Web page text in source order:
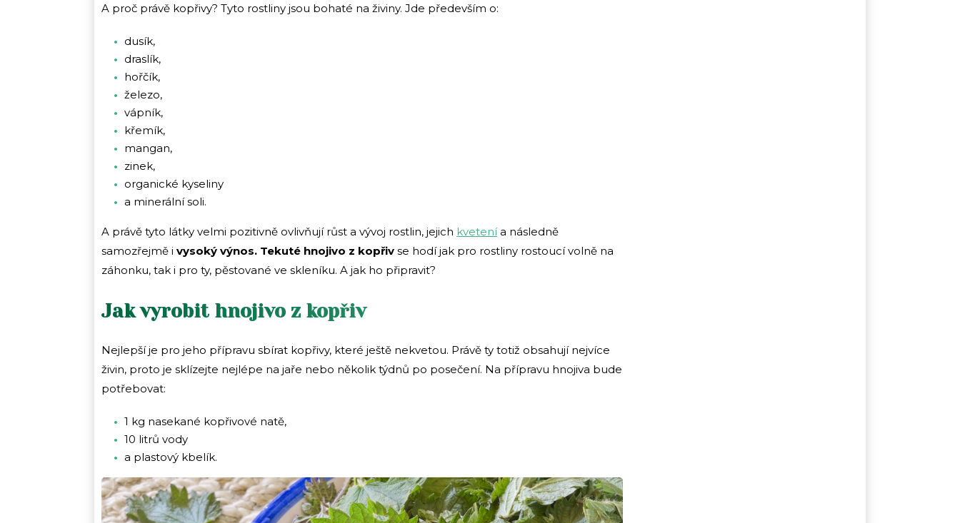
A proč právě kopřivy? Tyto rostliny jsou bohaté na živiny. Jde především o:
dusík,
draslík,
hořčík,
železo,
vápník,
křemík,
mangan,
zinek,
organické kyseliny
a minerální soli.
A právě tyto látky velmi pozitivně ovlivňují růst a vývoj rostlin, jejich kvetenía následně
samozřejmě i vysoký výnos. Tekuté hnojivo z kopřiv se hodí jak pro rostliny rostoucí volně na
záhonku, tak i pro ty, pěstované ve skleníku. A jak ho připravit?
Jak vyrobit hnojivo z kopřiv
Nejlepší je pro jeho přípravu sbírat kopřivy, které ještě nekvetou. Právě ty totiž obsahují nejvíce
živin, proto je sklízejte nejlépe na jaře nebo několik týdnů po posečení. Na přípravu hnojiva bude
potřebovat:
1 kg nasekané kopřivové natě,
10 litrů vody
a plastový kbelík.